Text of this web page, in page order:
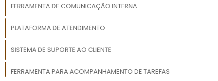
FERRAMENTA DE COMUNICAÇÃO INTERNA
PLATAFORMA DE ATENDIMENTO
SISTEMA DE SUPORTE AO CLIENTE
FERRAMENTA PARA ACOMPANHAMENTO DE TAREFAS